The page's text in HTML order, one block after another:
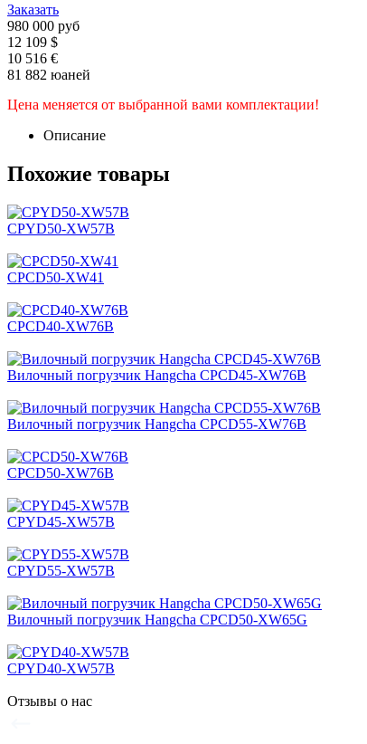
Заказать
980 000 руб
12 109 $
10 516 €
81 882 юаней
Цена меняется от выбранной вами комплектации!
Описание
Похожие товары
CPYD50-XW57B
CPCD50-XW41
CPСD40-XW76B
Вилочный погрузчик Hangcha CPСD45-XW76B
Вилочный погрузчик Hangcha CPСD55-XW76B
CPСD50-XW76B
CPYD45-XW57B
CPYD55-XW57B
Вилочный погрузчик Hangcha CPCD50-XW65G
CPYD40-XW57B
Отзывы о нас